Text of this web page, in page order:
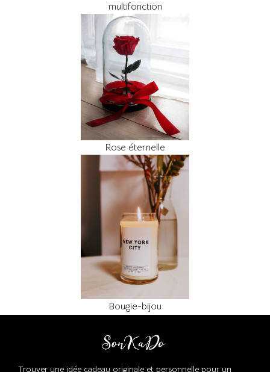
multifonction
Rose éternelle
Bougie-bijou
Trouver une idée cadeau originale et personnelle pour un